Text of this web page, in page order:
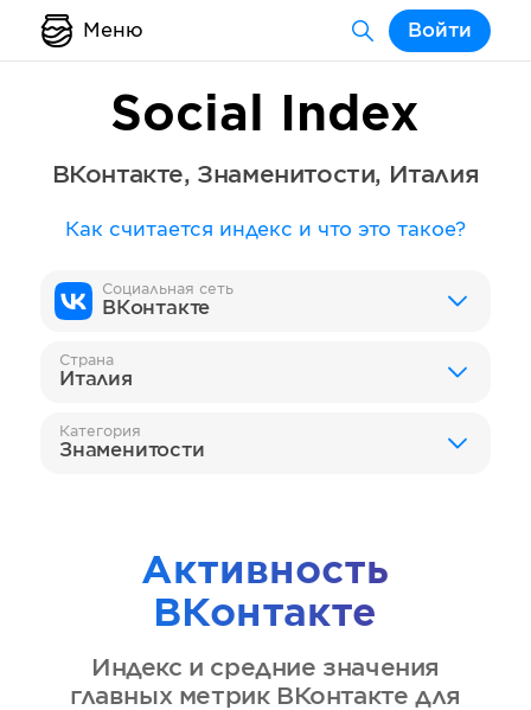
Меню Войти
Social Index
ВКонтакте, Знаменитости, Италия
Как считается индекс и что это такое?
Социальная сеть
ВКонтакте
Страна
Италия
Категория
Знаменитости
Активность
ВКонтакте
Индекс и средние значения
главных метрик ВКонтакте для